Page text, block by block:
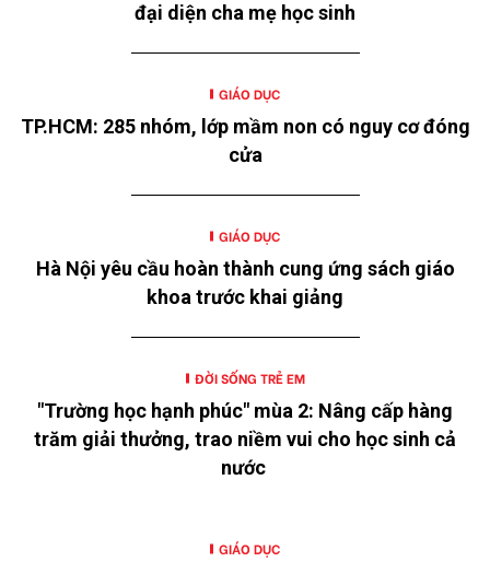
đại diện cha mẹ học sinh
GIÁO DỤC
TP.HCM: 285 nhóm, lớp mầm non có nguy cơ đóng
cửa
GIÁO DỤC
Hà Nội yêu cầu hoàn thành cung ứng sách giáo
khoa trước khai giảng
ĐỜI SỐNG TRẺ EM
"Trường học hạnh phúc" mùa 2: Nâng cấp hàng
trăm giải thưởng, trao niềm vui cho học sinh cả
nước
GIÁO DỤC